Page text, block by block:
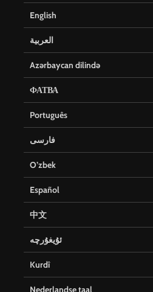
English
العربية
Azərbaycan dilində
ФАТВА
Português
فارسی
O’zbek
Español
中文
ئۇيغۇرچە
Kurdî
Nederlandse taal